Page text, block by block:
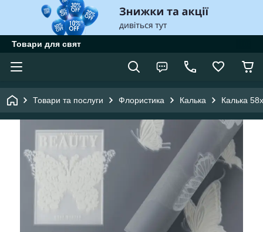
Товари для свят
Товари та послуги Флористика Калька Калька